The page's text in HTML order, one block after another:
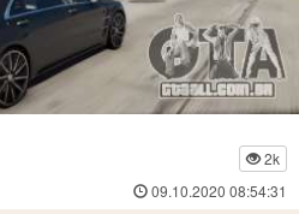
2k
09.10.2020 08:54:31